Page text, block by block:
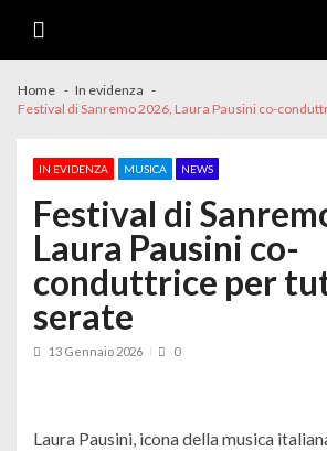
Home
In evidenza
Festival di Sanremo 2026, Laura Pausini co-
IN EVIDENZA MUSICA NEWS
Festival di
Laura Pausini co-
conduttrice per
serate
13 Gennaio 2026 0
Laura Pausini, icona della musica